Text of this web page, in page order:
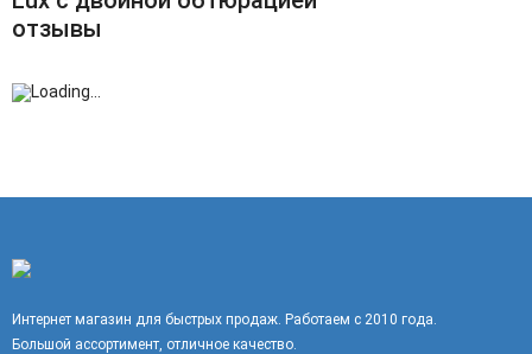
отзывы
Интернет магазин для быстрых продаж. Работаем с 2010 года.
Большой ассортимент, отличное качество.